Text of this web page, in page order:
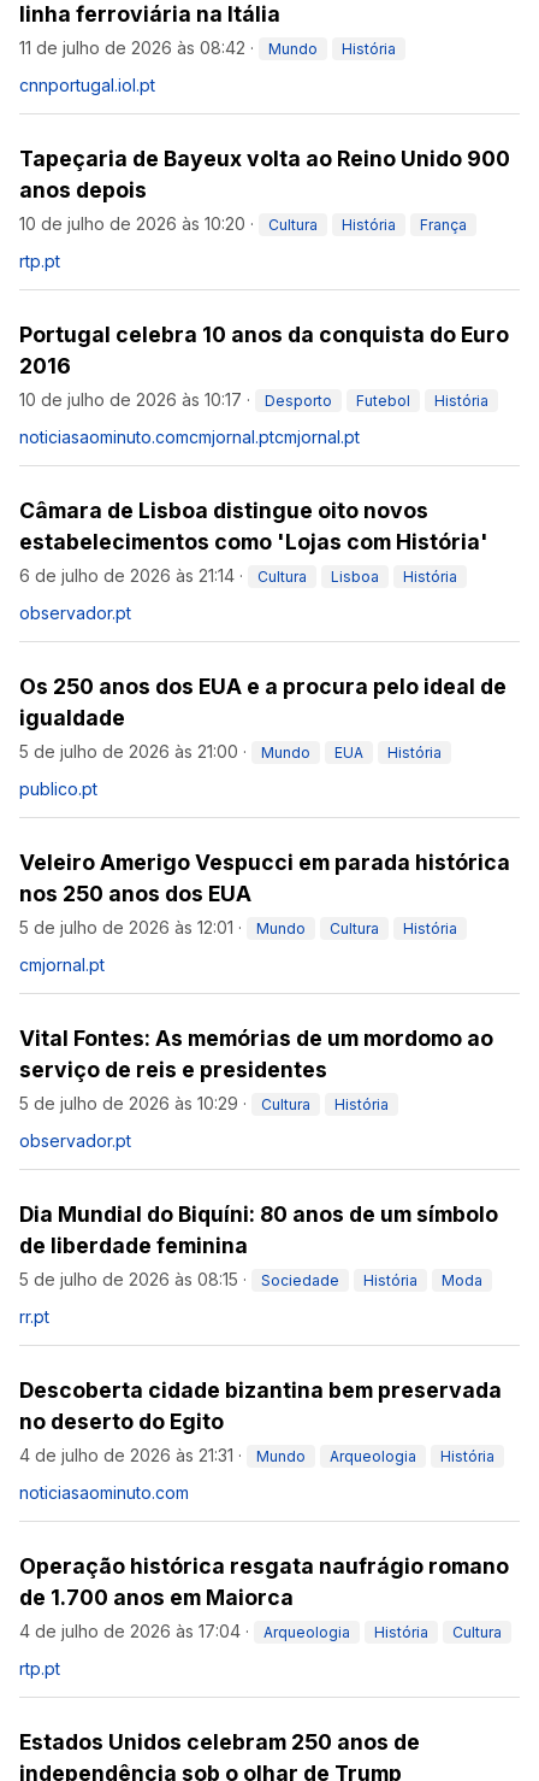
linha ferroviária na Itália
11 de julho de 2026 às 08:42 · Mundo História
cnnportugal.iol.pt
Tapeçaria de Bayeux volta ao Reino Unido 900
anos depois
10 de julho de 2026 às 10:20 · Cultura História França
rtp.pt
Portugal celebra 10 anos da conquista do Euro
2016
10 de julho de 2026 às 10:17 · Desporto Futebol História
noticiasaominuto.comcmjornal.ptcmjornal.pt
Câmara de Lisboa distingue oito novos
estabelecimentos como 'Lojas com História'
6 de julho de 2026 às 21:14 · Cultura Lisboa História
observador.pt
Os 250 anos dos EUA e a procura pelo ideal de
igualdade
5 de julho de 2026 às 21:00 · Mundo EUA História
publico.pt
Veleiro Amerigo Vespucci em parada histórica
nos 250 anos dos EUA
5 de julho de 2026 às 12:01 · Mundo Cultura História
cmjornal.pt
Vital Fontes: As memórias de um mordomo ao
serviço de reis e presidentes
5 de julho de 2026 às 10:29 · Cultura História
observador.pt
Dia Mundial do Biquíni: 80 anos de um símbolo
de liberdade feminina
5 de julho de 2026 às 08:15 · Sociedade História Moda
rr.pt
Descoberta cidade bizantina bem preservada
no deserto do Egito
4 de julho de 2026 às 21:31 · Mundo Arqueologia História
noticiasaominuto.com
Operação histórica resgata naufrágio romano
de 1.700 anos em Maiorca
4 de julho de 2026 às 17:04 · Arqueologia História Cultura
rtp.pt
Estados Unidos celebram 250 anos de
independência sob o olhar de Trump